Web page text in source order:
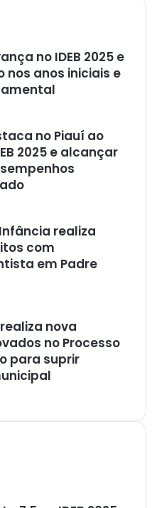
no IDEB 2025 e
anos iniciais e
no Piauí ao
2025 e alcançar
realiza
com
em Padre
nova
no Processo
para suprir